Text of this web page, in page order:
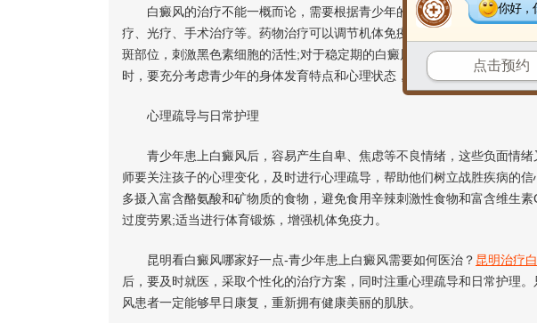
白癜风的治疗不能一概而论，需要根据青少年的具体情况制定个性化的
疗、光疗、手术治疗等。药物治疗可以调节机体免疫功能，促进黑色素细胞
斑部位，刺激黑色素细胞的活性;对于稳定期的白癜风患者，手术治疗如黑
时，要充分考虑青少年的身体发育特点和心理状态，避免使用对生长发育有
心理疏导与日常护理
青少年患上白癜风后，容易产生自卑、焦虑等不良情绪，这些负面情绪
师要关注孩子的心理变化，及时进行心理疏导，帮助他们树立战胜疾病的
多摄入富含酪氨酸和矿物质的食物，避免食用辛辣刺激性食物和富含维生
过度劳累;适当进行体育锻炼，增强机体免疫力。
昆明看白癜风哪家好一点-青少年患上白癜风需要如何医治？ 昆明治疗
后，要及时就医，采取个性化的治疗方案，同时注重心理疏导和日常护理
风患者一定能够早日康复，重新拥有健康美丽的肌肤。
你好，
点击预约